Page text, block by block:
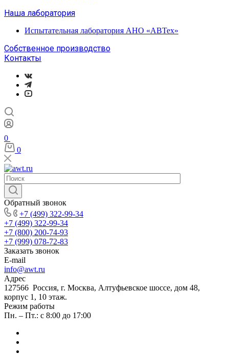
Наша лаборатория
Испытательная лаборатория АНО «АВТех»
Собственное производство
Контакты
0
0
Обратный звонок
+7 (499) 322-99-34
+7 (499) 322-99-34
+7 (800) 200-74-93
+7 (999) 078-72-83
Заказать звонок
E-mail
info@awt.ru
Адрес
127566 Россия, г. Москва, Алтуфьевское шоссе, дом 48,
корпус 1, 10 этаж.
Режим работы
Пн. – Пт.: с 8:00 до 17:00